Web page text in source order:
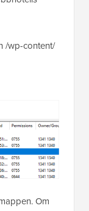
/wp-content/
Om